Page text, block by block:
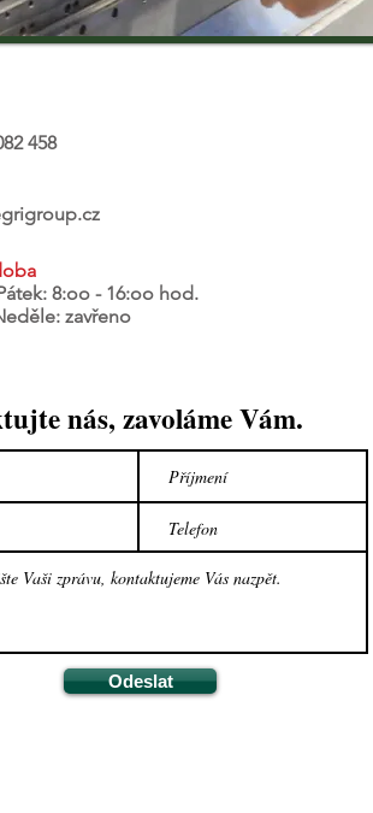
: 8:oo - 16:oo hod.
zavřeno
458
nás, zavoláme Vám.
Odeslat